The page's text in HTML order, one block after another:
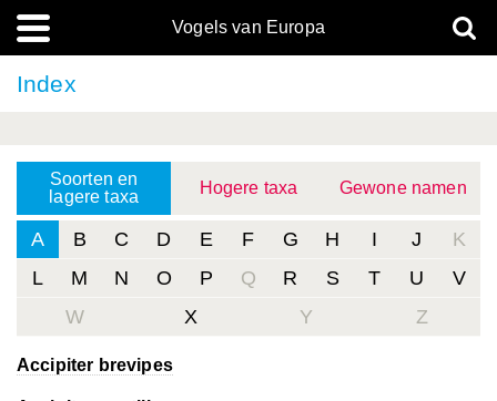
Vogels van Europa
Index
Soorten en
lagere taxa
Hogere taxa Gewone namen
A B C D E F G H I J
K
L
M N O P Q R S T U
V
W
X Y Z
Accipiter brevipes